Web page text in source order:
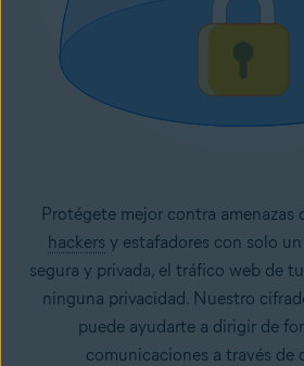
Protégete mejor contra amenazas
hackers y estafadores con solo
segura y privada, el tráfico web de
ninguna privacidad. Nuestro
puede ayudarte a dirigir de
comunicaciones a través de